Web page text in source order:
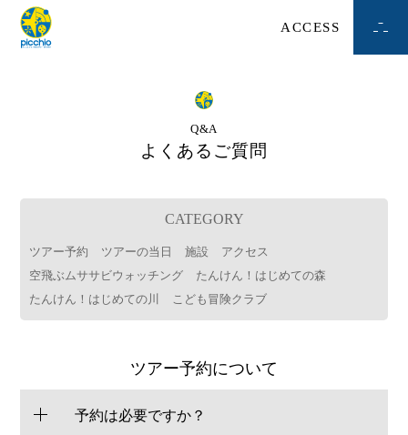
ACCESS
Q&A
よくあるご質問
CATEGORY
ツアー予約 ツアーの当日 施設
アクセス
空飛ぶムササビウォッチング
たんけん！はじめての森
たんけん！はじめての川
こども冒険クラブ
ツアー予約について
予約は必要ですか？